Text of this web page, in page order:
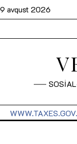
9 avqust 2026